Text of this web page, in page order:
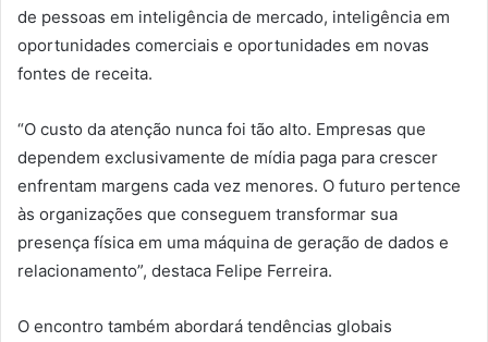
de pessoas em inteligência de mercado, inteligência em
oportunidades comerciais e oportunidades em novas
fontes de receita.
“O custo da atenção nunca foi tão alto. Empresas que
dependem exclusivamente de mídia paga para crescer
enfrentam margens cada vez menores. O futuro pertence
às organizações que conseguem transformar sua
presença física em uma máquina de geração de dados e
relacionamento”, destaca Felipe Ferreira.
O encontro também abordará tendências globais